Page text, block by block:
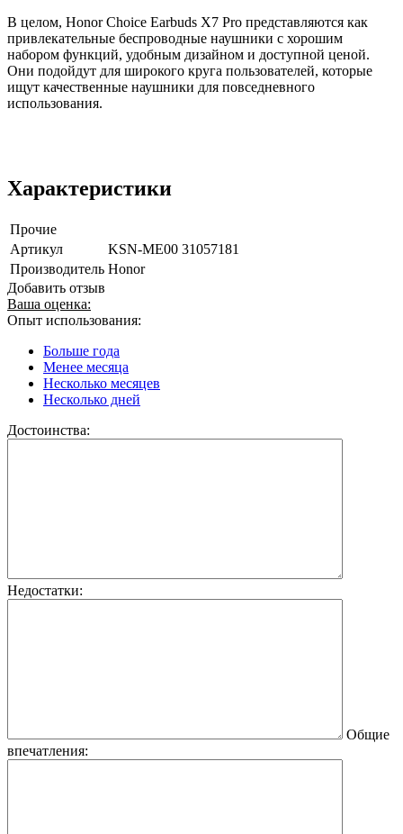
В целом, Honor Choice Earbuds X7 Pro представляются как
привлекательные беспроводные наушники с хорошим
набором функций, удобным дизайном и доступной ценой.
Они подойдут для широкого круга пользователей, которые
ищут качественные наушники для повседневного
использования.
Характеристики
Прочие
Артикул
KSN-ME00 31057181
Производитель Honor
Добавить отзыв
Ваша оценка:
Опыт использования:
Больше года
Менее месяца
Несколько месяцев
Несколько дней
Достоинства:
Недостатки:
Общие
впечатления: